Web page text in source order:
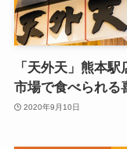
「天外天」熊本
市場で食べられる
2020年9月10日